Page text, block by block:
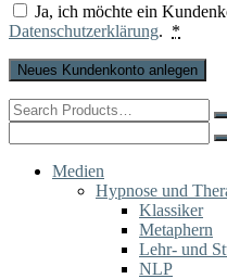
Ja, ich möchte ein
Datenschutzerklärung. *
Neues Kundenkonto anlegen
Search
for:
for:
Medien
Hypnose und
Klassiker
Metaphern
Lehr- und
NLP